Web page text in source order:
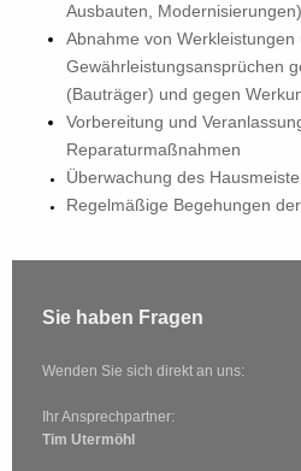
Ausbauten, Modernisierungen)
Abnahme von Werkleistungen
Gewährleistungsansprüchen
(Bauträger) und gegen
Vorbereitung und
Reparaturmaßnahmen
Überwachung des
Regelmäßige Begehungen
Sie haben Fragen
Wenden Sie sich direkt an uns:
Ihr Ansprechpartner:
Tim Utermöhl